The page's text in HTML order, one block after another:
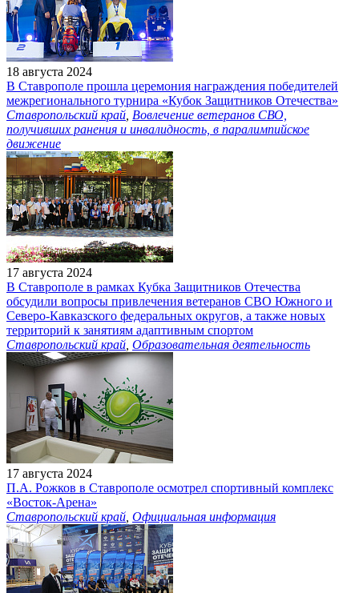
18 августа 2024
В Ставрополе прошла церемония награждения победителей
межрегионального турнира «Кубок Защитников Отечества»
Ставропольский край Вовлечение ветеранов СВО,
получивших ранения и инвалидность, в паралимпийское
движение
17 августа 2024
В Ставрополе в рамках Кубка Защитников Отечества
обсудили вопросы привлечения ветеранов СВО Южного и
Северо-Кавказского федеральных округов, а также новых
территорий к занятиям адаптивным спортом
Ставропольский край Образовательная деятельность
17 августа 2024
П.А. Рожков в Ставрополе осмотрел спортивный комплекс
«Восток-Арена»
Ставропольский край Официальная информация